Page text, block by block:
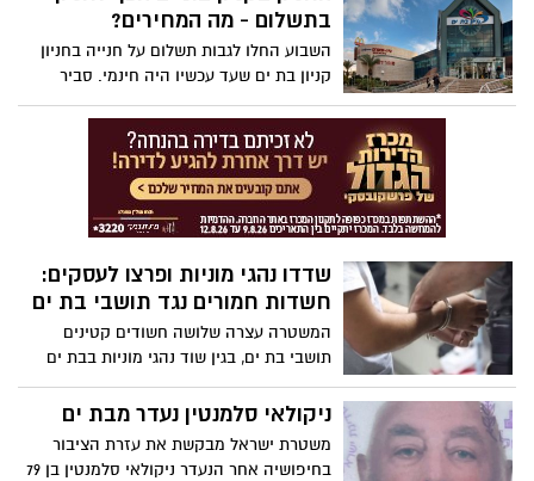
כרטיסי טיסה למגוון יעדי אל על. מהרו
בתשלום - מה המחירים?
השבוע החלו לגבות תשלום על חנייה בחניון
קניון בת ים שעד עכשיו היה חינמי. סביר
להניח שמי שיגיע לקניון למטרת קניות או
בילוי - לא יצטרך לשלם. אך מי שיחנה את
רכבו שעות ארוכות יצטרך לשלם ולא מעט
כסף.
שדדו נהגי מוניות ופרצו לעסקים:
חשדות חמורים נגד תושבי בת ים
המשטרה עצרה שלושה חשודים קטינים
תושבי בת ים, בגין שוד נהגי מוניות בבת ים
ויפו והתפרצויות לעסקים. כתב אישום הוגש
נגד החשודים.
ניקולאי סלמנטין נעדר מבת ים
משטרת ישראל מבקשת את עזרת הציבור
בחיפושיה אחר הנעדר ניקולאי סלמנטין בן 79